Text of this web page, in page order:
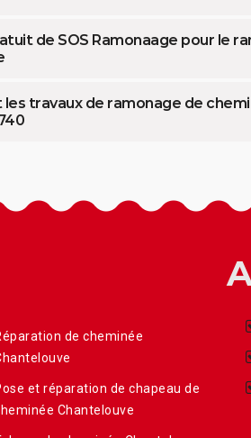
de SOS Ramonaage pour le
les travaux de ramonage de
de cheminée
et réparation de chapeau de
Chantelouve